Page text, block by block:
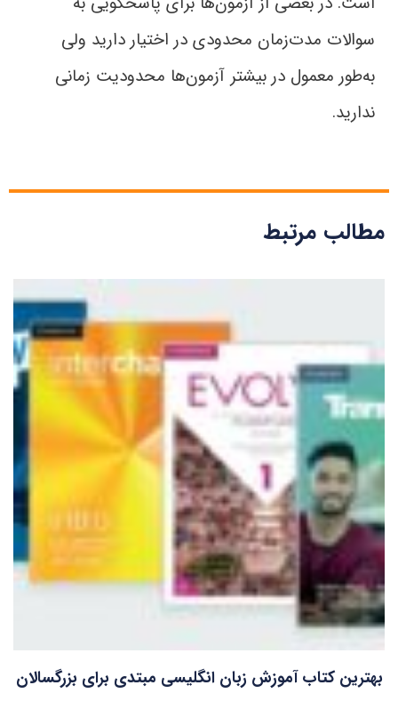
سوالات مدت‌زمان محدودی در اختیار دارید ولی
به‌طور معمول در بیشتر آزمون‌ها محدودیت زمانی
ندارید.
مطالب مرتبط
بهترین کتاب آموزش زبان انگلیسی مبتدی برای بزرگسالان